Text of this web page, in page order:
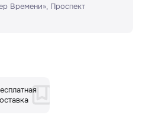
Времени»​, Проспект